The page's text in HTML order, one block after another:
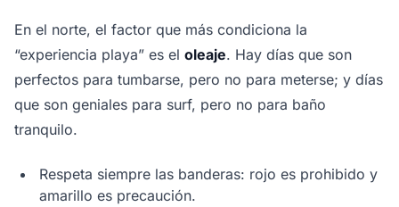
En el norte, el factor que más condiciona la
“experiencia playa” es el oleaje. Hay días que son
perfectos para tumbarse, pero no para meterse; y días
que son geniales para surf, pero no para baño
tranquilo.
Respeta siempre las banderas: rojo es prohibido y
amarillo es precaución.